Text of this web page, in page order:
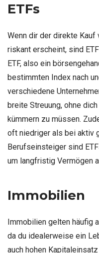
ETFs
Wenn dir der direkte
riskant erscheint, sind
ETF, also ein
bestimmten Index nach
verschiedene
breite Streuung, ohne
kümmern zu müssen.
oft niedriger als bei aktiv
Berufseinsteiger sind
um langfristig Vermögen
Immobilien
Immobilien gelten häufig
da du idealerweise ein
auch hohen